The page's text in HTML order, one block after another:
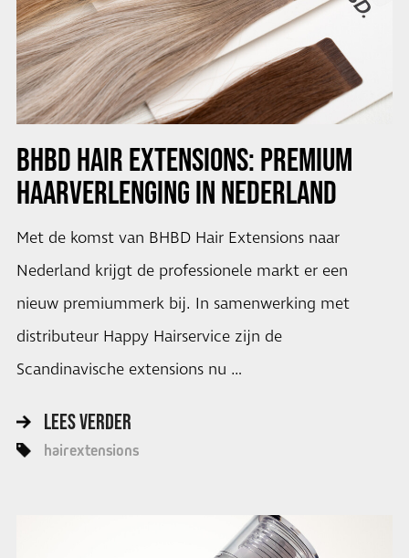
BHBD HAIR EXTENSIONS: PREMIUM
HAARVERLENGING IN NEDERLAND
Met de komst van BHBD Hair Extensions naar
Nederland krijgt de professionele markt er een
nieuw premiummerk bij. In samenwerking met
distributeur Happy Hairservice zijn de
Scandinavische extensions nu …
LEES VERDER
hairextensions